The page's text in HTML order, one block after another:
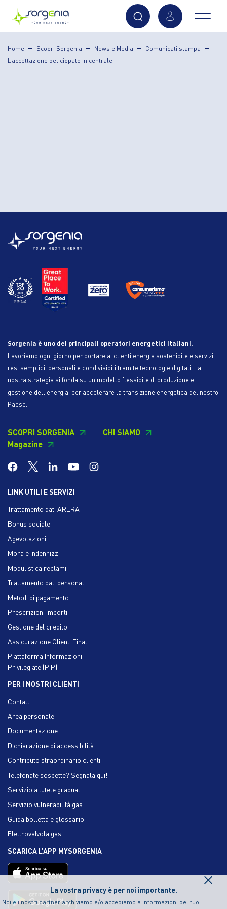
La vostra privacy è per noi importante.
Noi e i nostri partner archiviamo e/o accediamo a informazioni del tuo
×
contenuto
Home Scopri Sorgenia News e Media
Comunicati stampa
L’accettazione del cippato in centrale
Sorgenia è uno dei principali operatori energetici italiani.
Lavoriamo ogni giorno per portare ai clienti energia sostenibile e servizi,
resi semplici, personali e condivisibili tramite tecnologie digitali. La
nostra strategia si fonda su un modello flessibile di produzione e
gestione dell'energia, per accelerare la transizione energetica del nostro
Paese.
SCOPRI SORGENIA
CHI SIAMO
Magazine
LINK UTILI E SERVIZI
Trattamento dati ARERA
Bonus sociale
Agevolazioni
Mora e indennizzi
Modulistica reclami
Trattamento dati personali
Metodi di pagamento
Prescrizioni importi
Gestione del credito
Assicurazione Clienti Finali
Piattaforma Informazioni
Privilegiate (PIP)
PER I NOSTRI CLIENTI
Contatti
Area personale
Documentazione
Dichiarazione di accessibilità
Contributo straordinario clienti
Telefonate sospette? Segnala qui!
Servizio a tutele graduali
Servizio vulnerabilità gas
Guida bolletta e glossario
Elettrovalvola gas
SCARICA L’APP MYSORGENIA